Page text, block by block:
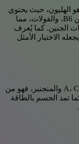
الهليون، حيث يحتوي
على نسبة كبيرة من الألياف الغذائية، فيتامين B6، والفولات، مما
الجنين. كما يُعرف
الاختيار الأمثل
البطاطا الحلوة من الأطعمة الغنية بفيتامين A، C والمنجنيز، فهو من
تمد الجسم بالطاقة